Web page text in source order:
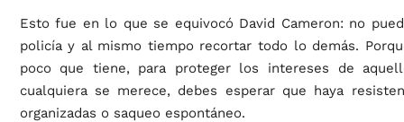
Esto fue en lo que se equivocó David Cameron: no
policía y al mismo tiempo recortar todo lo demás.
poco que tiene, para proteger los intereses de
cualquiera se merece, debes esperar que haya
organizadas o saqueo espontáneo.